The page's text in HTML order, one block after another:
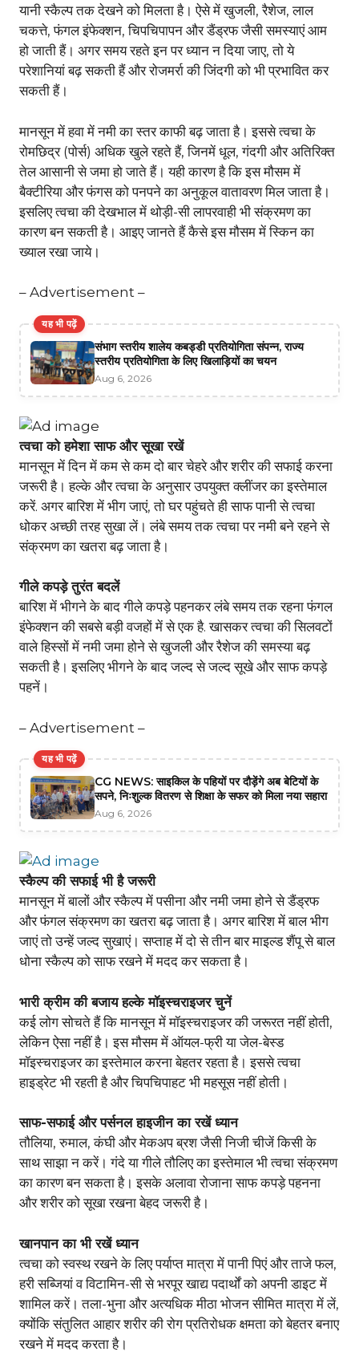
यानी स्कैल्प तक देखने को मिलता है। ऐसे में खुजली, रैशेज, लाल
चकत्ते, फंगल इंफेक्शन, चिपचिपापन और डैंड्रफ जैसी समस्याएं आम
हो जाती हैं। अगर समय रहते इन पर ध्यान न दिया जाए, तो ये
परेशानियां बढ़ सकती हैं और रोजमर्रा की जिंदगी को भी प्रभावित कर
सकती हैं।
मानसून में हवा में नमी का स्तर काफी बढ़ जाता है। इससे त्वचा के
रोमछिद्र (पोर्स) अधिक खुले रहते हैं, जिनमें धूल, गंदगी और अतिरिक्त
तेल आसानी से जमा हो जाते हैं। यही कारण है कि इस मौसम में
बैक्टीरिया और फंगस को पनपने का अनुकूल वातावरण मिल जाता है।
इसलिए त्वचा की देखभाल में थोड़ी-सी लापरवाही भी संक्रमण का
कारण बन सकती है। आइए जानते हैं कैसे इस मौसम में स्किन का
ख्याल रखा जाये।
– Advertisement –
यह भी पढ़ें
संभाग स्तरीय शालेय कबड्डी प्रतियोगिता संपन्न, राज्य
स्तरीय प्रतियोगिता के लिए खिलाड़ियों का चयन
Aug 6, 2026
त्वचा को हमेशा साफ और सूखा रखें
मानसून में दिन में कम से कम दो बार चेहरे और शरीर की सफाई करना
जरूरी है। हल्के और त्वचा के अनुसार उपयुक्त क्लींजर का इस्तेमाल
करें. अगर बारिश में भीग जाएं, तो घर पहुंचते ही साफ पानी से त्वचा
धोकर अच्छी तरह सुखा लें। लंबे समय तक त्वचा पर नमी बने रहने से
संक्रमण का खतरा बढ़ जाता है।
गीले कपड़े तुरंत बदलें
बारिश में भीगने के बाद गीले कपड़े पहनकर लंबे समय तक रहना फंगल
इंफेक्शन की सबसे बड़ी वजहों में से एक है. खासकर त्वचा की सिलवटों
वाले हिस्सों में नमी जमा होने से खुजली और रैशेज की समस्या बढ़
सकती है। इसलिए भीगने के बाद जल्द से जल्द सूखे और साफ कपड़े
पहनें।
– Advertisement –
यह भी पढ़ें
CG NEWS: साइकिल के पहियों पर दौड़ेंगे अब बेटियों के
सपने, निःशुल्क वितरण से शिक्षा के सफर को मिला नया सहारा
Aug 6, 2026
स्कैल्प की सफाई भी है जरूरी
मानसून में बालों और स्कैल्प में पसीना और नमी जमा होने से डैंड्रफ
और फंगल संक्रमण का खतरा बढ़ जाता है। अगर बारिश में बाल भीग
जाएं तो उन्हें जल्द सुखाएं। सप्ताह में दो से तीन बार माइल्ड शैंपू से बाल
धोना स्कैल्प को साफ रखने में मदद कर सकता है।
भारी क्रीम की बजाय हल्के मॉइस्चराइजर चुनें
कई लोग सोचते हैं कि मानसून में मॉइस्चराइजर की जरूरत नहीं होती,
लेकिन ऐसा नहीं है। इस मौसम में ऑयल-फ्री या जेल-बेस्ड
मॉइस्चराइजर का इस्तेमाल करना बेहतर रहता है। इससे त्वचा
हाइड्रेट भी रहती है और चिपचिपाहट भी महसूस नहीं होती।
साफ-सफाई और पर्सनल हाइजीन का रखें ध्यान
तौलिया, रुमाल, कंघी और मेकअप ब्रश जैसी निजी चीजें किसी के
साथ साझा न करें। गंदे या गीले तौलिए का इस्तेमाल भी त्वचा संक्रमण
का कारण बन सकता है। इसके अलावा रोजाना साफ कपड़े पहनना
और शरीर को सूखा रखना बेहद जरूरी है।
खानपान का भी रखें ध्यान
त्वचा को स्वस्थ रखने के लिए पर्याप्त मात्रा में पानी पिएं और ताजे फल,
हरी सब्जियां व विटामिन-सी से भरपूर खाद्य पदार्थों को अपनी डाइट में
शामिल करें। तला-भुना और अत्यधिक मीठा भोजन सीमित मात्रा में लें,
क्योंकि संतुलित आहार शरीर की रोग प्रतिरोधक क्षमता को बेहतर बनाए
रखने में मदद करता है।